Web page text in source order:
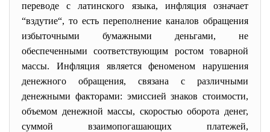
переводе с латинского языка, инфляция означает
“вздутие“, то есть переполнение каналов обращения
избыточными бумажными деньгами, не
обеспеченными соответствующим ростом товарной
массы. Инфляция является феноменом нарушения
денежного обращения, связана с различными
денежными факторами: эмиссией знаков стоимости,
объемом денежной массы, скоростью оборота денег,
суммой взаимопогашающих платежей,